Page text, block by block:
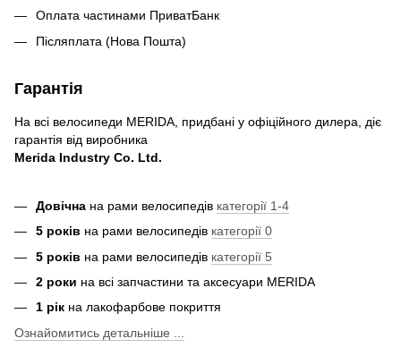
Оплата частинами ПриватБанк
Післяплата (Нова Пошта)
Гарантія
На всі велосипеди MERIDA, придбані у офіційного дилера, діє
гарантія від виробника
Merida Industry Co. Ltd.
Довічна на рами велосипедів категорії 1-4
5 років на рами велосипедів категорії 0
5 років на рами велосипедів категорії 5
2 роки на всі запчастини та аксесуари MERIDA
1 рік на лакофарбове покриття
Ознайомитись детальніше ...